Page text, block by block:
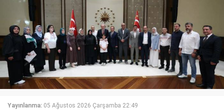
Yayınlanma: 05 Ağustos 2026 Çarşamba 22:49